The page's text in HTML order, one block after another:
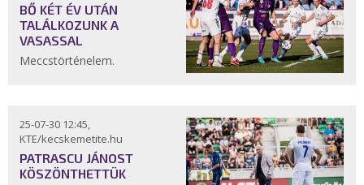
BŐ KÉT ÉV UTÁN
TALÁLKOZUNK A
VASASSAL
Meccstörténelem.
25-07-30 12:45,
KTE/kecskemetite.hu
PATRASCU JÁNOST
KÖSZÖNTHETTÜK